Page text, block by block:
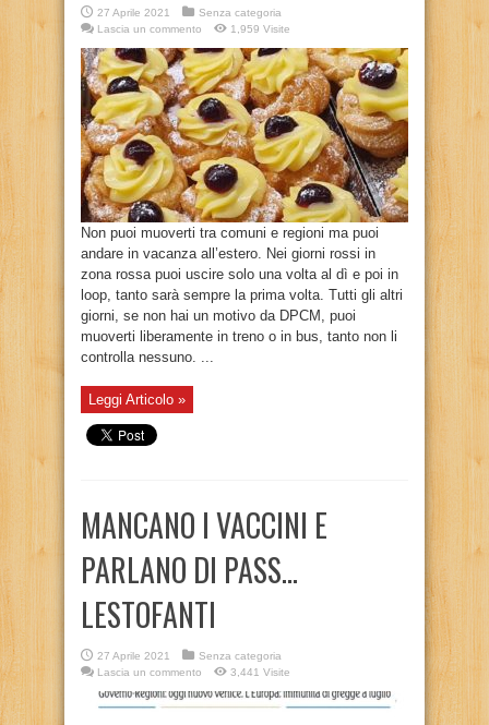
27 Aprile 2021
Senza categoria
Lascia un commento
1,959 Visite
Non puoi muoverti tra comuni e regioni ma puoi
andare in vacanza all’estero. Nei giorni rossi in
zona rossa puoi uscire solo una volta al dì e poi in
loop, tanto sarà sempre la prima volta. Tutti gli altri
giorni, se non hai un motivo da DPCM, puoi
muoverti liberamente in treno o in bus, tanto non li
controlla nessuno. ...
Leggi Articolo »
MANCANO I VACCINI E
PARLANO DI PASS…
LESTOFANTI
27 Aprile 2021
Senza categoria
Lascia un commento
3,441 Visite